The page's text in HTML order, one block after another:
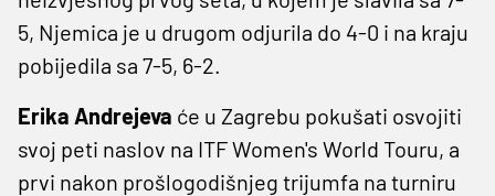
5, Njemica je u drugom odjurila do 4-0 i na kraju
pobijedila sa 7-5, 6-2.
Erika Andrejeva će u Zagrebu pokušati osvojiti
svoj peti naslov na ITF Women's World Touru, a
prvi nakon prošlogodišnjeg trijumfa na turniru